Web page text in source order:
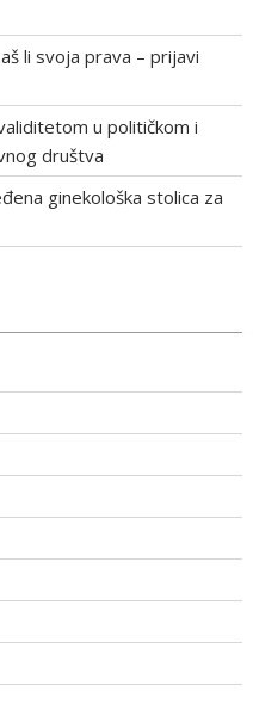
li svoja prava – prijavi
u političkom i
društva
ginekološka stolica za